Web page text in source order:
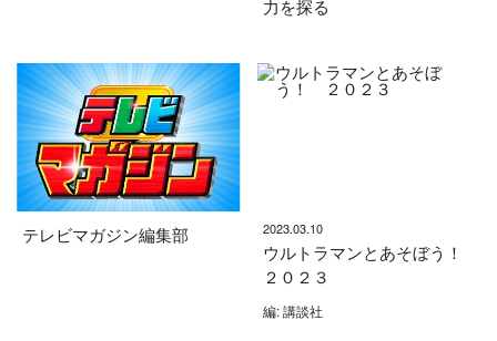
力を探る
テレビマガジン編集部 2023.03.10
ウルトラマンとあそぼう！
２０２３
編: 講談社